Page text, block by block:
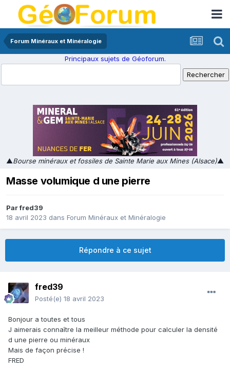
Forum Minéraux et Minéralogie
Principaux sujets de Géoforum.
▲Bourse minéraux et fossiles de Sainte Marie aux Mines (Alsace)▲
Masse volumique d une pierre
Parfred39
18 avril 2023 dans Forum Minéraux et Minéralogie
Répondre à ce sujet
fred39
Posté(e) 18 avril 2023
Bonjour a toutes et tous
J aimerais connaître la meilleur méthode pour calculer la densité
d une pierre ou minéraux
Mais de façon précise !
FRED